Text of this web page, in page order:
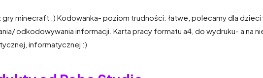
minecraft :) Kodowanka- poziom trudności: łatwe, polecamy dla
odkodowywania informacji. Karta pracy formatu a4, do wydruku- a na
informatycznej :)